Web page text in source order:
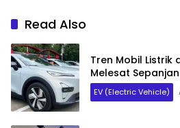
Read Also
Tren Mobil Listrik
Melesat
EV (Electric Vehicle)